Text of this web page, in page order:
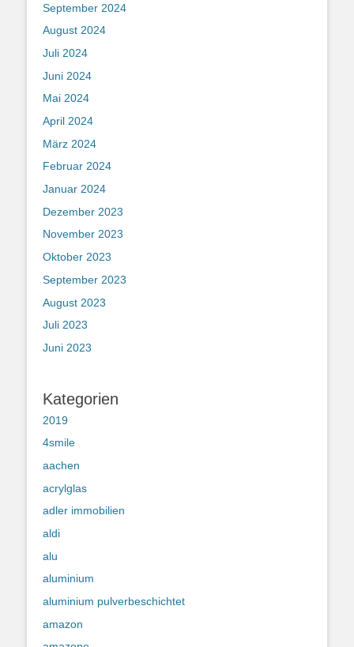
September 2024
August 2024
Juli 2024
Juni 2024
Mai 2024
April 2024
März 2024
Februar 2024
Januar 2024
Dezember 2023
November 2023
Oktober 2023
September 2023
August 2023
Juli 2023
Juni 2023
Kategorien
2019
4smile
aachen
acrylglas
adler immobilien
aldi
alu
aluminium
aluminium pulverbeschichtet
amazon